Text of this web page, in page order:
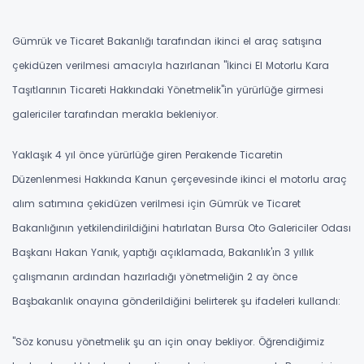
Gümrük ve Ticaret Bakanlığı tarafından ikinci el araç satışına
çekidüzen verilmesi amacıyla hazırlanan ''İkinci El Motorlu Kara
Taşıtlarının Ticareti Hakkındaki Yönetmelik"in yürürlüğe girmesi
galericiler tarafından merakla bekleniyor.
Yaklaşık 4 yıl önce yürürlüğe giren Perakende Ticaretin
Düzenlenmesi Hakkında Kanun çerçevesinde ikinci el motorlu araç
alım satımına çekidüzen verilmesi için Gümrük ve Ticaret
Bakanlığının yetkilendirildiğini hatırlatan Bursa Oto Galericiler Odası
Başkanı Hakan Yanık, yaptığı açıklamada, Bakanlık'ın 3 yıllık
çalışmanın ardından hazırladığı yönetmeliğin 2 ay önce
Başbakanlık onayına gönderildiğini belirterek şu ifadeleri kullandı:
"Söz konusu yönetmelik şu an için onay bekliyor. Öğrendiğimiz